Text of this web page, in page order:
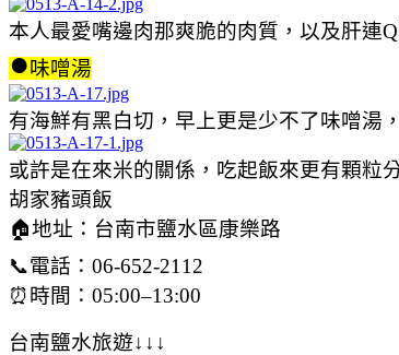
本人最愛嘴邊肉那爽脆的肉質，以及肝連
●味噌湯
有海鮮有黑白切，早上更是少不了味噌湯
或許是在來米的關係，吃起飯來更有顆粒
胡家豬頭飯
🏠地址：台南市鹽水區康樂路
📞電話：06-652-2112
⏰時間：05:00–13:00
台南鹽水旅遊↓↓↓